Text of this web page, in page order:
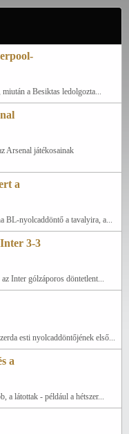
a Besiktas ledolgozta...
Arsenal játékosainak
a
BL-nyolcaddöntő a tavalyira, a...
3-3
Inter gólzáporos döntetlent...
esti nyolcaddöntőjének első...
a
a látottak - például a hétszer...